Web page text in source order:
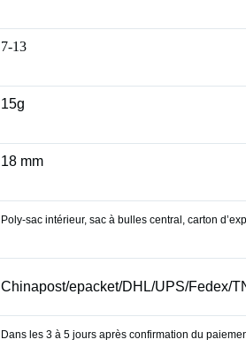
7-13
15g
18 mm
Poly-sac intérieur, sac à bulles central, carton
Chinapost/epacket/DHL/UPS/Fedex/
Dans les 3 à 5 jours après confirmation du